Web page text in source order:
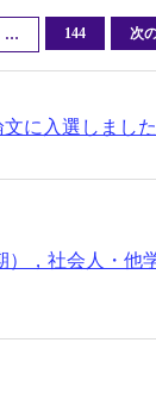
… 144 次
に入選しまし
，社会人・他